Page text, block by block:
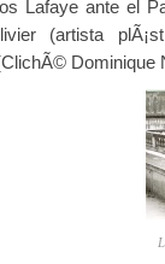
Lafaye ante el
(artista
Dominique